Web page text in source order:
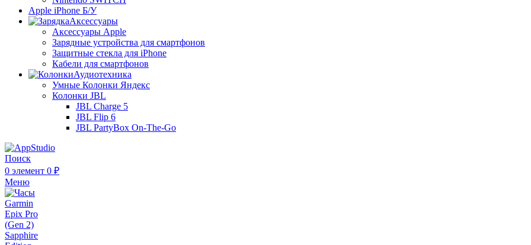
Apple iPhone Б/У
Аксессуары
Аксессуары Apple
Зарядные устройства для смартфонов
Защитные стекла для iPhone
Кабели для смартфонов
Аудиотехника
Умные Колонки Яндекс
Колонки JBL
JBL Charge 5
JBL Flip 6
JBL PartyBox On-The-Go
Поиск
0 элемент 0 ₽
Меню